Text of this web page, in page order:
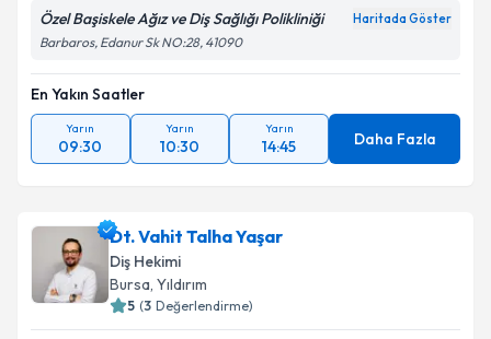
Özel Başiskele Ağız ve Diş Sağlığı Polikliniği Haritada Göster
Barbaros, Edanur Sk NO:28, 41090
En Yakın Saatler
Yarın
09:30
Yarın
10:30
Yarın
14:45 Daha Fazla
Dt. Vahit Talha Yaşar
Diş Hekimi
Bursa, Yıldırım
5 (3 Değerlendirme)